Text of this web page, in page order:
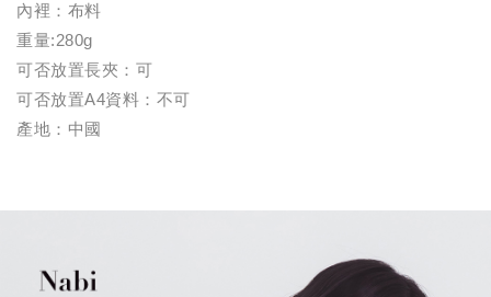
內裡：布料
重量:280g
可否放置長夾：可
可否放置A4資料：不可
產地：中國